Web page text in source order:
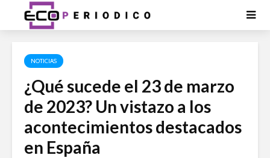
NOTICIAS
¿Qué sucede el 23 de marzo
de 2023? Un vistazo a los
acontecimientos destacados
en España